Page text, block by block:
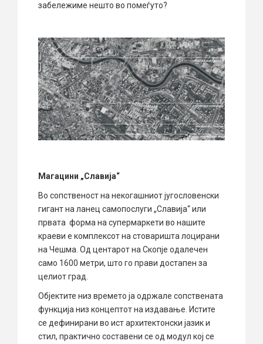
забележиме нешто во помеѓуто?
Магацини „Славија“
Во сопственост на некогашниот југословенски
гигант на ланец самопослуги „Славија“ или
првата форма на супермаркети во нашите
краеви е комплексот на стоваришта лоцирани
на Чешма. Од центарот на Скопје одалечен
само 1600 метри, што го прави достапен за
целиот град.
Објектите низ времето ја одржале сопствената
функција низ концептот на издавање. Истите
се дефинирани во ист архитектонски јазик и
стил, практично составени се од модул кој се